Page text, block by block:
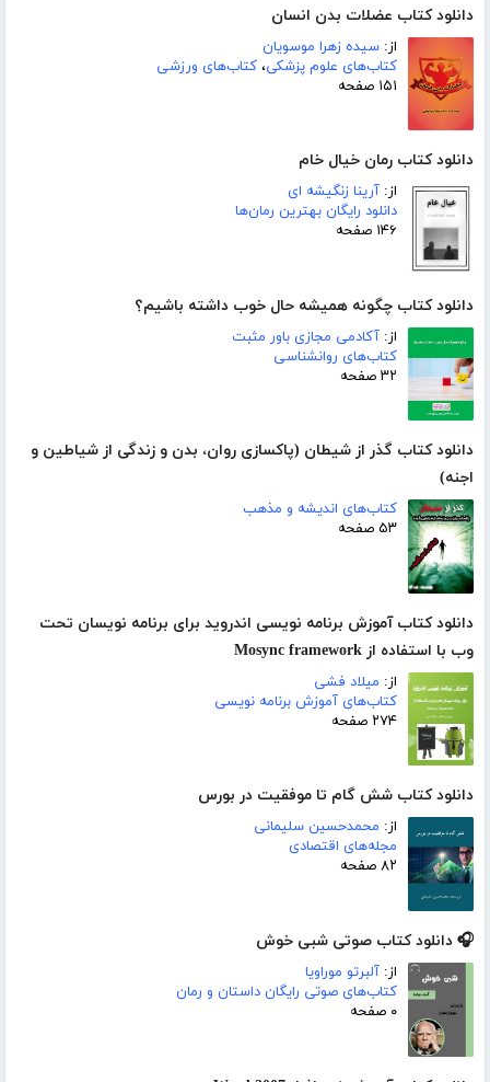
دانلود کتاب عضلات بدن انسان
از: سیده زهرا موسویان
کتاب‌های علوم پزشکی، کتاب‌های ورزشی
۱۵۱ صفحه
دانلود کتاب رمان خیال خام
از: آرینا زنگیشه ای
دانلود رایگان بهترین رمان‌ها
۱۴۶ صفحه
دانلود کتاب چگونه همیشه حال خوب داشته باشیم؟
از: آکادمی مجازی باور مثبت
کتاب‌های روانشناسی
۳۲ صفحه
دانلود کتاب گذر از شیطان (پاکسازی روان، بدن و زندگی از شیاطین و
اجنه)
کتاب‌های اندیشه و مذهب
۵۳ صفحه
دانلود کتاب آموزش برنامه نویسی اندروید برای برنامه نویسان تحت
وب با استفاده از Mosync framework
از: میلاد فشی
کتاب‌های آموزش برنامه نویسی
۲۷۴ صفحه
دانلود کتاب شش گام تا موفقیت در بورس
از: محمدحسین سلیمانی
مجله‌های اقتصادی
۸۲ صفحه
🎧 دانلود کتاب صوتی شبی خوش
از: آلبرتو موراویا
کتاب‌های صوتی رایگان داستان و رمان
۰ صفحه